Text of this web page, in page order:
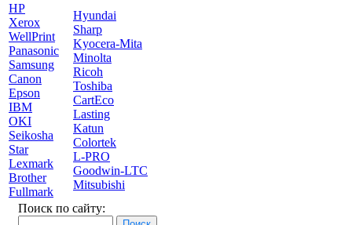
HP
Xerox
WellPrint
Panasonic
Samsung
Canon
Epson
IBM
OKI
Seikosha
Star
Lexmark
Brother
Fullmark
Hyundai
Sharp
Kyocera-Mita
Minolta
Ricoh
Toshiba
CartEco
Lasting
Katun
Colortek
L-PRO
Goodwin-LTC
Mitsubishi
Поиск по сайту: